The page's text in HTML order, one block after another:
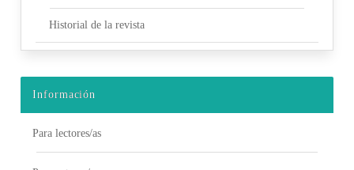
Historial de la revista
Información
Para lectores/as